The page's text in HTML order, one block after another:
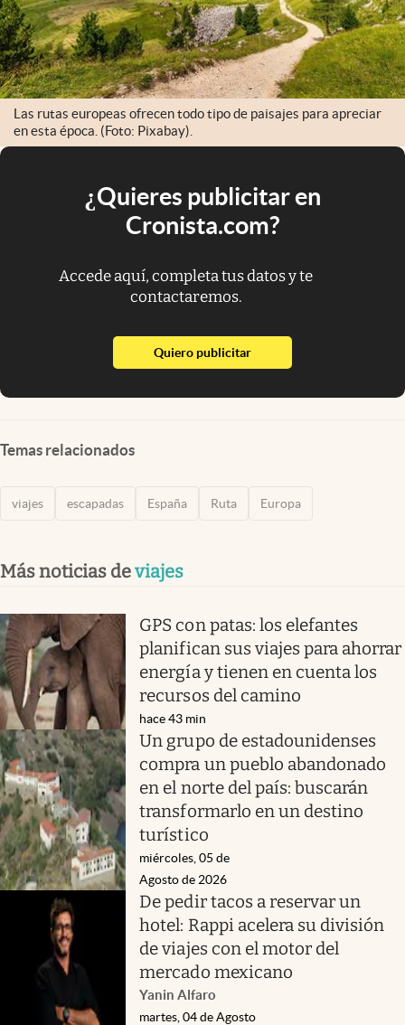
Las rutas europeas ofrecen todo tipo de paisajes para apreciar
en esta época. (Foto: Pixabay).
¿Quieres publicitar en
Cronista.com?
Accede aquí, completa tus datos y te
contactaremos.
Quiero publicitarabre en nueva pestaña
Temas relacionados
viajes escapadas España Ruta Europa
Más noticias deviajes
GPS con patas: los elefantes
planifican sus viajes para ahorrar
energía y tienen en cuenta los
recursos del camino
hace 43 min
Un grupo de estadounidenses
compra un pueblo abandonado
en el norte del país: buscarán
transformarlo en un destino
turístico
miércoles, 05 de
Agosto de 2026
De pedir tacos a reservar un
hotel: Rappi acelera su división
de viajes con el motor del
mercado mexicano
Yanin Alfaro
martes, 04 de Agosto